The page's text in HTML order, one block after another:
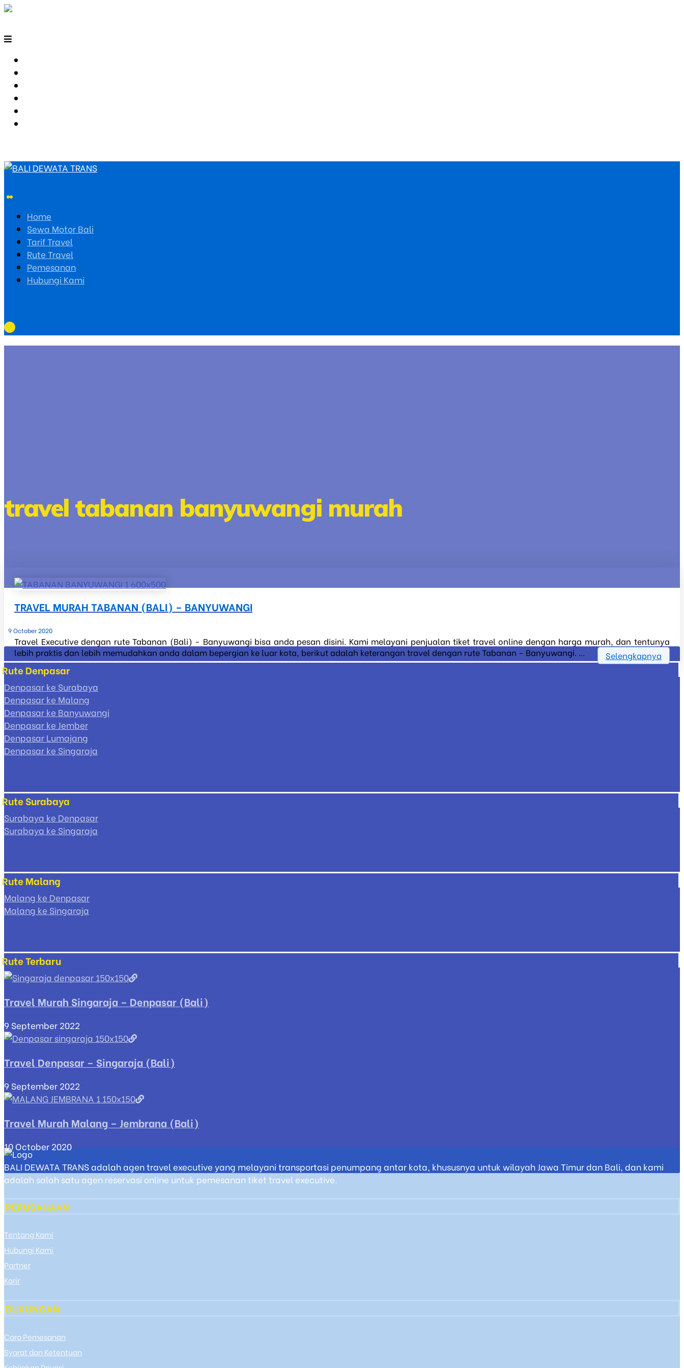
Home
Sewa Motor Bali
Tarif Travel
Rute Travel
Pemesanan
Hubungi Kami
travel tabanan banyuwangi murah
TRAVEL MURAH TABANAN (BALI) – BANYUWANGI
9 October 2020
Travel Executive dengan rute Tabanan (Bali) - Banyuwangi bisa anda pesan disini. Kami melayani penjualan tiket travel online dengan harga murah, dan tentunya
lebih praktis dan lebih memudahkan anda dalam bepergian ke luar kota, berikut adalah keterangan travel dengan rute Tabanan - Banyuwangi. ...
Selengkapnya
Rute Denpasar
Denpasar ke Surabaya
Denpasar ke Malang
Denpasar ke Banyuwangi
Denpasar ke Jember
Denpasar Lumajang
Denpasar ke Singaraja
Rute Surabaya
Surabaya ke Denpasar
Surabaya ke Singaraja
Rute Malang
Malang ke Denpasar
Malang ke Singaraja
Rute Terbaru
Travel Murah Singaraja – Denpasar (Bali)
9 September 2022
Travel Denpasar – Singaraja (Bali)
9 September 2022
Travel Murah Malang – Jembrana (Bali)
10 October 2020
BALI DEWATA TRANS adalah agen travel executive yang melayani transportasi penumpang antar kota, khususnya untuk wilayah Jawa Timur dan Bali, dan kami
adalah salah satu agen reservasi online untuk pemesanan tiket travel executive.
PERUSAHAAN
Tentang Kami
Hubungi Kami
Partner
Karir
DUKUNGAN
Cara Pemesanan
Syarat dan Ketentuan